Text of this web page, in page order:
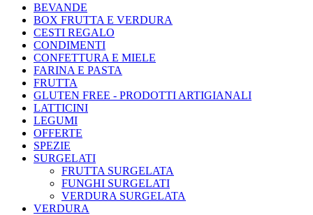
BEVANDE
BOX FRUTTA E VERDURA
CESTI REGALO
CONDIMENTI
CONFETTURA E MIELE
FARINA E PASTA
FRUTTA
GLUTEN FREE - PRODOTTI ARTIGIANALI
LATTICINI
LEGUMI
OFFERTE
SPEZIE
SURGELATI
FRUTTA SURGELATA
FUNGHI SURGELATI
VERDURA SURGELATA
VERDURA